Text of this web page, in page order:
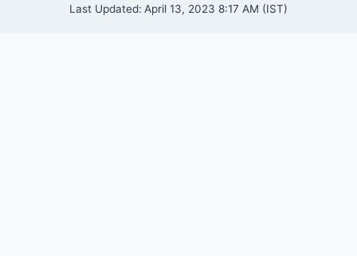
Last Updated: April 13, 2023 8:17 AM (IST)